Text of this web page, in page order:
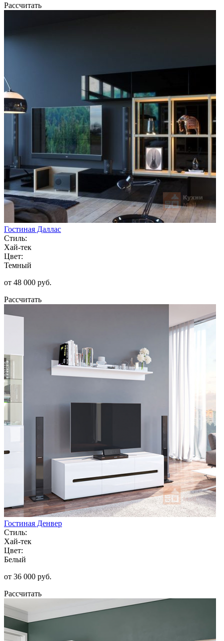
Рассчитать
Гостиная Даллас
Стиль:
Хай-тек
Цвет:
Темный
от 48 000 руб.
Рассчитать
Гостиная Денвер
Стиль:
Хай-тек
Цвет:
Белый
от 36 000 руб.
Рассчитать